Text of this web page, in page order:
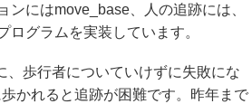
にはmove_base、人の追跡には、
グラムを実装しています。
歩行者についていけずに失敗にな
かれると追跡が困難です。昨年まで